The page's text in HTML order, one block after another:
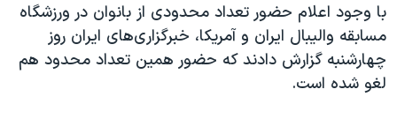
تریبونال مردمی آبان ۹۸
دادگاه حمید نوری
چهل سال گروگان‌گیری
با وجود اعلام حضور تعداد محدودی از بانوان در ورزشگاه
مسابقه والیبال ایران و آمریکا، خبرگزاری‌های ایران روز
چهارشنبه گزارش دادند که حضور همین تعداد محدود هم
لغو شده است.